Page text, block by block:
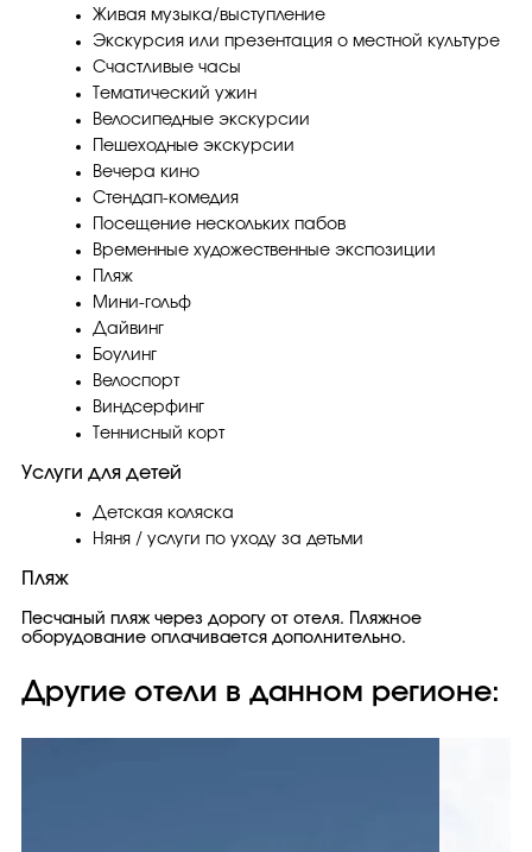
Живая музыка/выступление
Экскурсия или презентация о местной культуре
Счастливые часы
Тематический ужин
Велосипедные экскурсии
Пешеходные экскурсии
Вечера кино
Стендап-комедия
Посещение нескольких пабов
Временные художественные экспозиции
Пляж
Мини-гольф
Дайвинг
Боулинг
Велоспорт
Виндсерфинг
Теннисный корт
Услуги для детей
Детская коляска
Няня / услуги по уходу за детьми
Пляж
Песчаный пляж через дорогу от отеля. Пляжное
оборудование оплачивается дополнительно.
Другие отели в данном регионе: